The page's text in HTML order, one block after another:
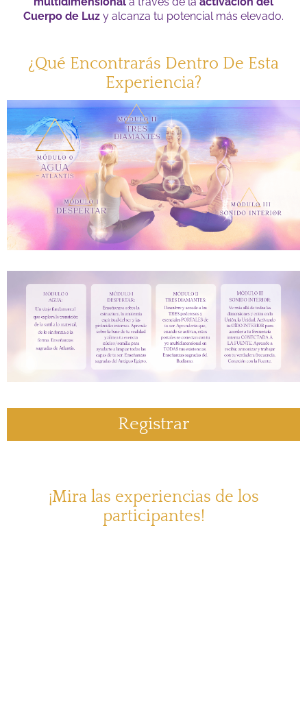
Cuerpo de Luz y alcanza tu potencial más elevado.
¿Qué Encontrarás Dentro De Esta
Experiencia?
Registrar
¡Mira las experiencias de los
participantes!